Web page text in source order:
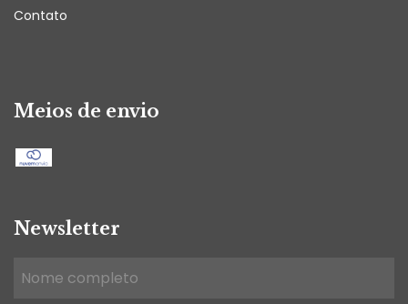
Contato
Meios de envio
Newsletter